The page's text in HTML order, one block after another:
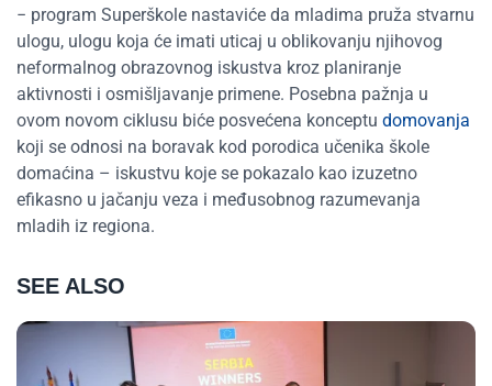
− program Superškole nastaviće da mladima pruža stvarnu
ulogu, ulogu koja će imati uticaj u oblikovanju njihovog
neformalnog obrazovnog iskustva kroz planiranje
aktivnosti i osmišljavanje primene. Posebna pažnja u
ovom novom ciklusu biće posvećena konceptu domovanja
koji se odnosi na boravak kod porodica učenika škole
domaćina – iskustvu koje se pokazalo kao izuzetno
efikasno u jačanju veza i međusobnog razumevanja
mladih iz regiona.
SEE ALSO